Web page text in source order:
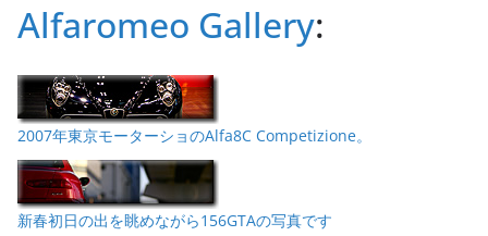
Alfaromeo Gallery:
2007年東京モーターショのAlfa8C Competizione。
新春初日の出を眺めながら156GTAの写真です